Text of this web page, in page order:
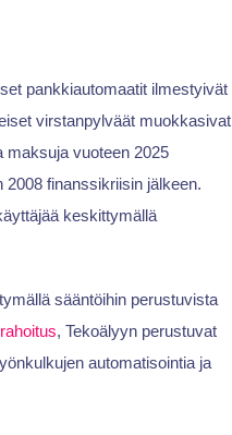
pankkiautomaatit ilmestyivät
virstanpylväät muokkasivat
maksuja vuoteen 2025
finanssikriisin jälkeen.
keskittymällä
sääntöihin perustuvista
rahoitus, Tekoälyyn perustuvat
automatisointia ja